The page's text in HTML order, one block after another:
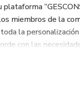
miembros de la
la
con las